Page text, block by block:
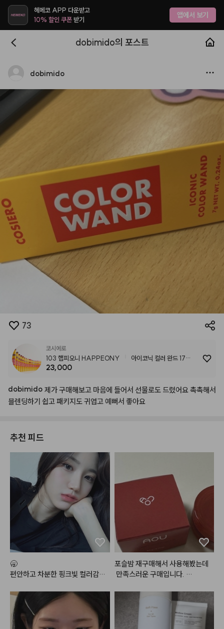
헤메코 APP 다운받고
10% 할인 쿠폰받기 앱에서 보기
dobimido의 포스트
dobimido
73
코시에로
103 햅피오니 HAPPEONY
아이코닉 컬러 완드 17
colors
23,000
dobimido 제가구매해보고 마음에 들어서 선물로도 드렸어요촉촉해서
블렌딩하기 쉽고패키지도귀엽고 예뻐서 좋아요
추천 피드
🥱
편안하고 차분한 핑크빛 컬러감으
말 많이 가는 최애 조합
포슬밤 재구매해서 사용해봤는데
만족스러운 구매입니다.
더 좋은 것 같아요.
입술에 사용하면 지속력이 좀 떨어
지는 경향이 있어서 입술보다는 치
크나 섞어서 많이 사용하고 있어요.